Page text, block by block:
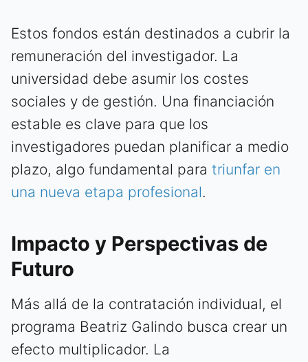
Estos fondos están destinados a cubrir la
remuneración del investigador. La
universidad debe asumir los costes
sociales y de gestión. Una financiación
estable es clave para que los
investigadores puedan planificar a medio
plazo, algo fundamental para triunfar en
una nueva etapa profesional.
Impacto y Perspectivas de
Futuro
Más allá de la contratación individual, el
programa Beatriz Galindo busca crear un
efecto multiplicador. La